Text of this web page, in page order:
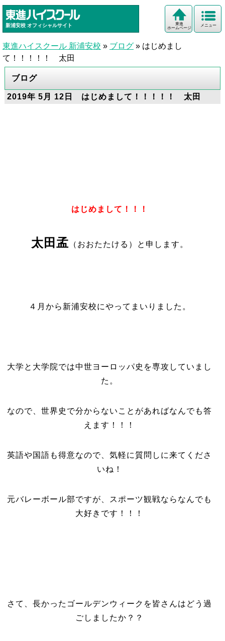
新浦安校 オフィシャルサイト メニュー
東進
ホームページ
東進ハイスクール 新浦安校 » ブログ » はじめまし
て！！！！！ 太田
ブログ
2019年 5月 12日 はじめまして！！！！！ 太田
はじめまして！！！
太田孟 （おおたたける）と申します。
４月から新浦安校にやってまいりました。
大学と大学院では中世ヨーロッパ史を専攻していまし
た。
なので、世界史で分からないことがあればなんでも答
えます！！！
英語や国語も得意なので、気軽に質問しに来てくださ
いね！
元バレーボール部ですが、スポーツ観戦ならなんでも
大好きです！！！
さて、長かったゴールデンウィークを皆さんはどう過
ごしましたか？？